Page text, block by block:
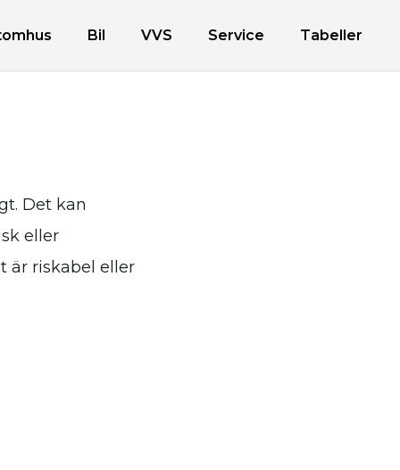
Bil VVS Service Tabeller
Det kan
eller
är riskabel eller